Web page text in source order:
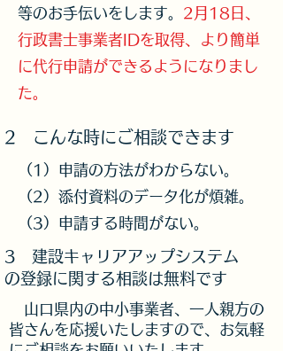
等のお手伝いをします。 2月18日、
行政書士事業者IDを取得、より簡単
に代行申請ができるようになりまし
た。
2 こんな時にご相談できます
（1）申請の方法がわからない。
（2）添付資料のデータ化が煩雑。
（3）申請する時間がない。
3 建設キャリアアップシステム
の登録に関する相談は無料です
​ 山口県内の中小事業者、一人親方の
皆さんを応援いたしますので、お気軽